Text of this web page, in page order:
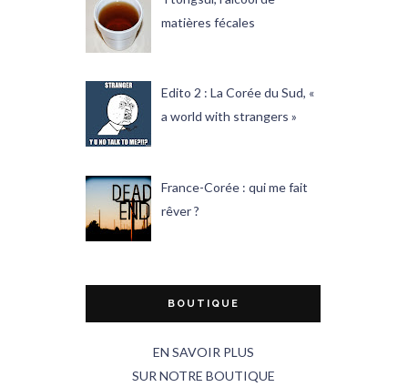
matières fécales
Edito 2 : La Corée du Sud, «
a world with strangers »
France-Corée : qui me fait
rêver ?
BOUTIQUE
EN SAVOIR PLUS
SUR NOTRE BOUTIQUE